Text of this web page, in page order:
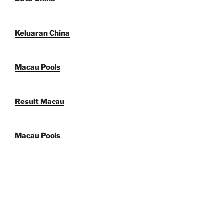
Keluaran China
Macau Pools
Result Macau
Macau Pools